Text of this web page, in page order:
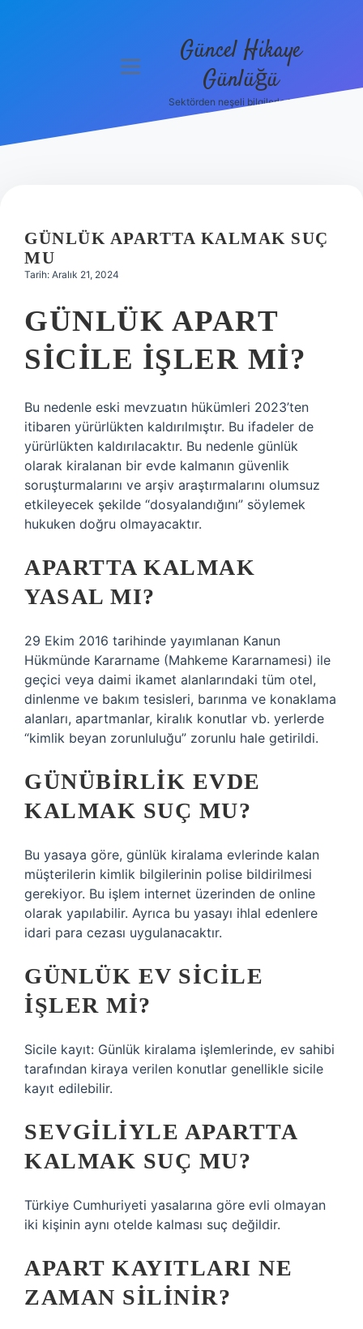
Hakkımızda
menüyü
Güncel Hikaye
Günlüğü
Sektörden neşeli bilgilerle tanış!
GÜNLÜK APARTTA KALMAK SUÇ
MU
Tarih: Aralık 21, 2024
GÜNLÜK APART
SICILE IŞLER MI?
Bu nedenle eski mevzuatın hükümleri 2023’ten
itibaren yürürlükten kaldırılmıştır. Bu ifadeler de
yürürlükten kaldırılacaktır. Bu nedenle günlük
olarak kiralanan bir evde kalmanın güvenlik
soruşturmalarını ve arşiv araştırmalarını olumsuz
etkileyecek şekilde “dosyalandığını” söylemek
hukuken doğru olmayacaktır.
APARTTA KALMAK
YASAL MI?
29 Ekim 2016 tarihinde yayımlanan Kanun
Hükmünde Kararname (Mahkeme Kararnamesi) ile
geçici veya daimi ikamet alanlarındaki tüm otel,
dinlenme ve bakım tesisleri, barınma ve konaklama
alanları, apartmanlar, kiralık konutlar vb. yerlerde
“kimlik beyan zorunluluğu” zorunlu hale getirildi.
GÜNÜBIRLIK EVDE
KALMAK SUÇ MU?
Bu yasaya göre, günlük kiralama evlerinde kalan
müşterilerin kimlik bilgilerinin polise bildirilmesi
gerekiyor. Bu işlem internet üzerinden de online
olarak yapılabilir. Ayrıca bu yasayı ihlal edenlere
idari para cezası uygulanacaktır.
GÜNLÜK EV SICILE
IŞLER MI?
Sicile kayıt: Günlük kiralama işlemlerinde, ev sahibi
tarafından kiraya verilen konutlar genellikle sicile
kayıt edilebilir.
SEVGILIYLE APARTTA
KALMAK SUÇ MU?
Türkiye Cumhuriyeti yasalarına göre evli olmayan
iki kişinin aynı otelde kalması suç değildir.
APART KAYITLARI NE
ZAMAN SILINIR?